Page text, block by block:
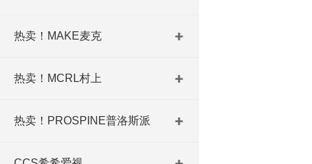
热卖！MAKE麦克
热卖！MCRL村上
热卖！PROSPINE普洛斯派